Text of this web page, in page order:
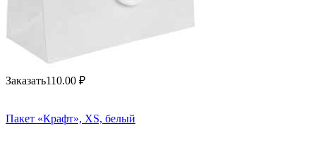
Заказать110.00 ₽
Пакет «Крафт», XS, белый